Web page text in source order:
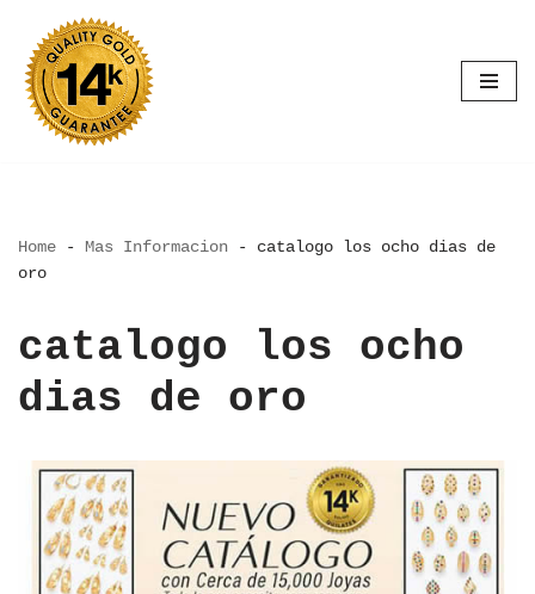
Saltar
al
contenido
Home - Mas Informacion - catalogo los ocho dias de
oro
catalogo los ocho
dias de oro